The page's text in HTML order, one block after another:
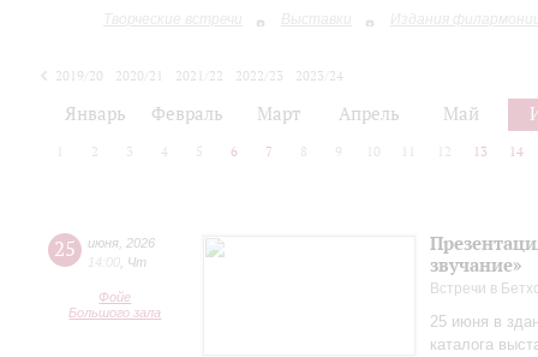
Творческие встречи Выставки Издания
2019/20 2020/21 2021/22 2022/23
2023/24
Январь Февраль Март Апрель Май
2 3 4 5 6 7 8 9 10 12 13 14
25 июня 2026
14:00 Чт
Фойе
Большого зала
звучание»
Встречи в
25 июня в
каталога